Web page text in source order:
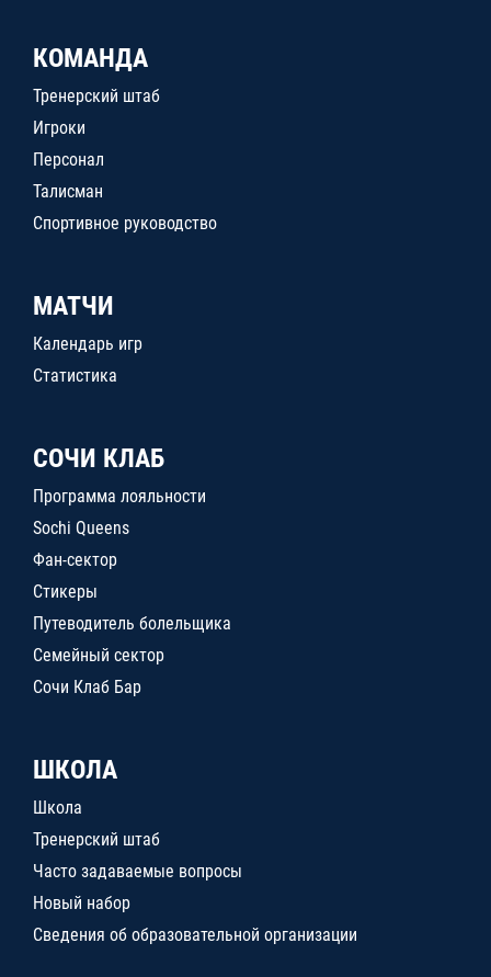
КОМАНДА
Тренерский штаб
Игроки
Персонал
Талисман
Спортивное руководство
МАТЧИ
Календарь игр
Статистика
СОЧИ КЛАБ
Программа лояльности
Sochi Queens
Фан-сектор
Стикеры
Путеводитель болельщика
Семейный сектор
Сочи Клаб Бар
ШКОЛА
Школа
Тренерский штаб
Часто задаваемые вопросы
Новый набор
Сведения об образовательной организации